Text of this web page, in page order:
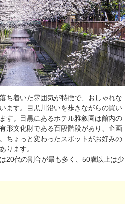
ち着いた雰囲気が特徴で、おしゃれな
ます。目黒川沿いを歩きながらの買い
す。目黒にあるホテル雅叙園は館内の
形文化財である百段階段があり、企画
ちょっと変わったスポットがお好みの
ります。
20代の割合が最も多く、50歳以上は少